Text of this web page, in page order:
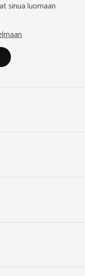
sinua luomaan